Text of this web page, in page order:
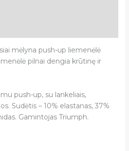
mėlyna push-up liemenėlė
pilnai dengia krūtinę ir
push-up, su lankeliais,
Sudėtis – 10% elastanas, 37%
Gamintojas Triumph.